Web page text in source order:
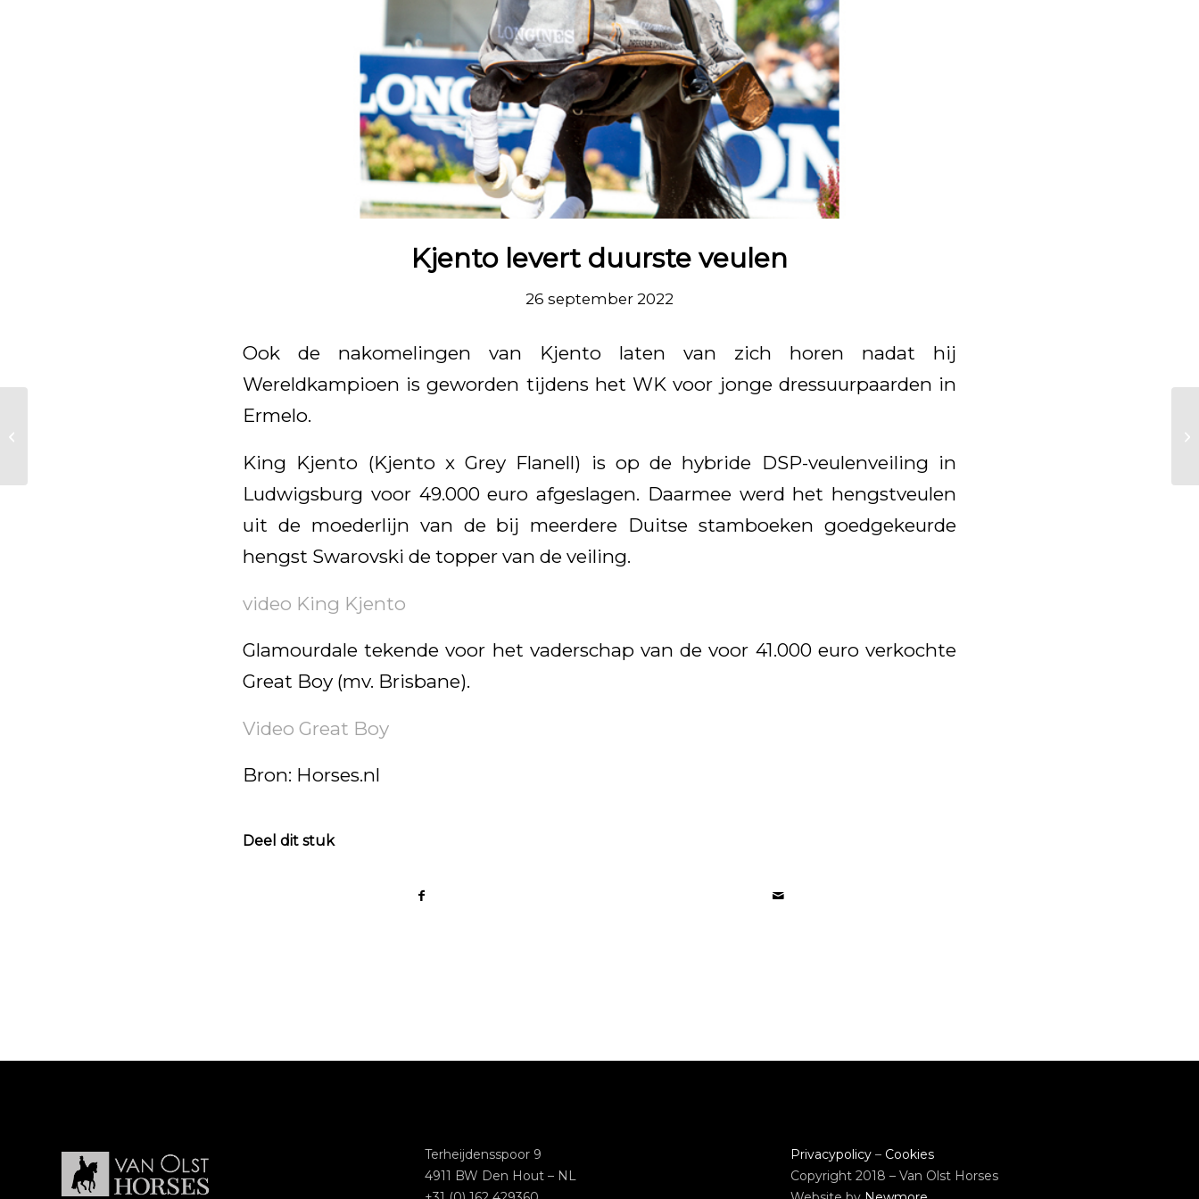
Kjento levert duurste veulen
26 september 2022
Ook de nakomelingen van Kjento laten van zich horen nadat hij
Wereldkampioen is geworden tijdens het WK voor jonge dressuurpaarden in
Ermelo.
King Kjento (Kjento x Grey Flanell) is op de hybride DSP-veulenveiling in
Ludwigsburg voor 49.000 euro afgeslagen. Daarmee werd het hengstveulen
uit de moederlijn van de bij meerdere Duitse stamboeken goedgekeurde
hengst Swarovski de topper van de veiling.
video King Kjento
Glamourdale tekende voor het vaderschap van de voor 41.000 euro verkochte
Great Boy (mv. Brisbane).
Video Great Boy
Bron: Horses.nl
Deel dit stuk
Terheijdensspoor 9
4911 BW Den Hout – NL
Privacypolicy– Cookies
Copyright 2018 – Van Olst Horses